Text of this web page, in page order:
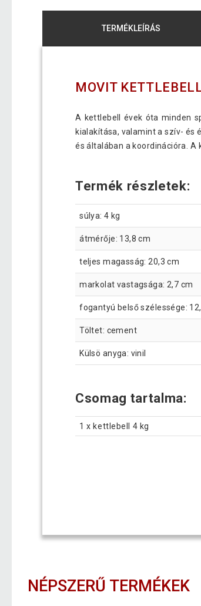
TERMÉKLEÍRÁS
MOVIT
A kettlebell évek óta minden
kialakítása, valamint a szív- és
és általában a koordinációra. A
Termék részletek:
súlya: 4 kg
átmérője: 13,8 cm
teljes magasság: 20,3 cm
markolat vastagsága: 2,7 cm
fogantyú belső szélessége:
Töltet: cement
Külsö anyga: vinil
Csomag tartalma:
1 x kettlebell 4 kg
NÉPSZERŰ TERMÉKEK